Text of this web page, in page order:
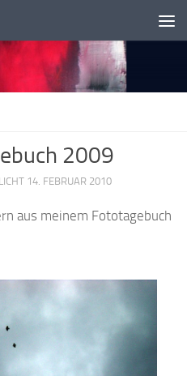
2009
14. FEBRUAR 2010
aus meinem Fototagebuch